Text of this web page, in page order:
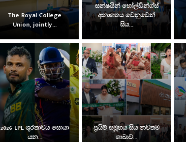
The Royal College
Union, jointly...
සන්ෂයින් හෝල්ඩින්ග්ස්
අනාගතය වෙනුවෙන්
සිය...
2026 LPL ශූරතාවය සොයා
යන...
ප්‍රයිම් සමූහය සිය නවතම
ශාඛාව...